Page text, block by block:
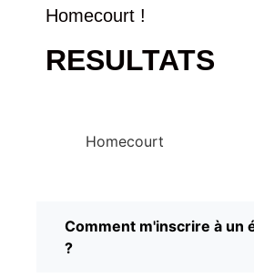
Homecourt !
RESULTATS
Homecourt
Comment m'inscrire à un
?